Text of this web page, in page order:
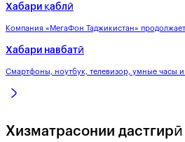
Хабари қаблӣ
Компания «МегаФон Таджикистан»
Хабари навбатӣ
Смартфоны, ноутбук, телевизор, умные часы и
Хизматрасонии дастгирӣ